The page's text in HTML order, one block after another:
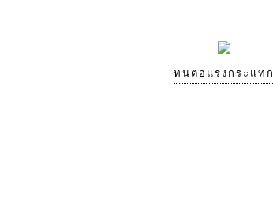
ทนต่อแรงกระแทก